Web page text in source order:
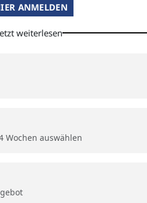
ANMELDEN
weiterlesen
Wochen auswählen